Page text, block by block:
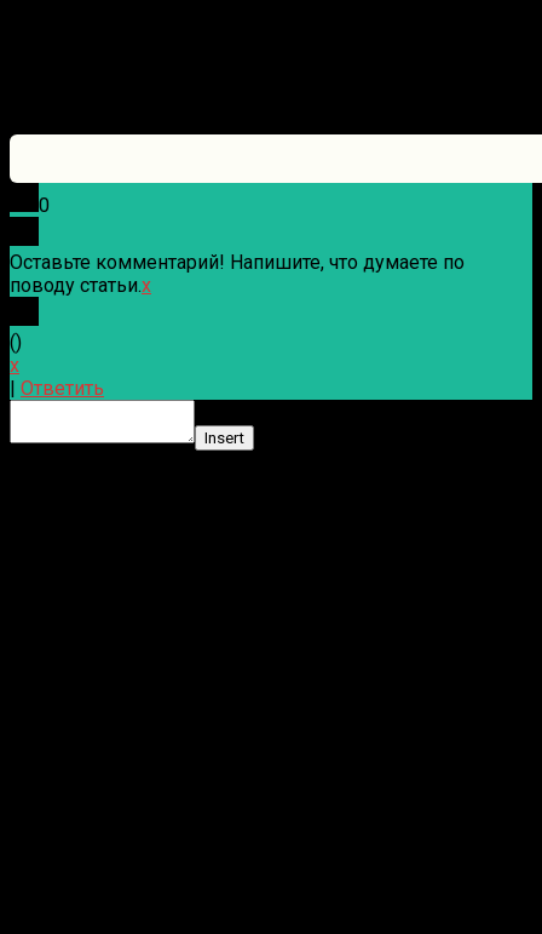
0
Оставьте комментарий! Напишите, что думаете по
поводу статьи.x
()
x
Ответить
Insert